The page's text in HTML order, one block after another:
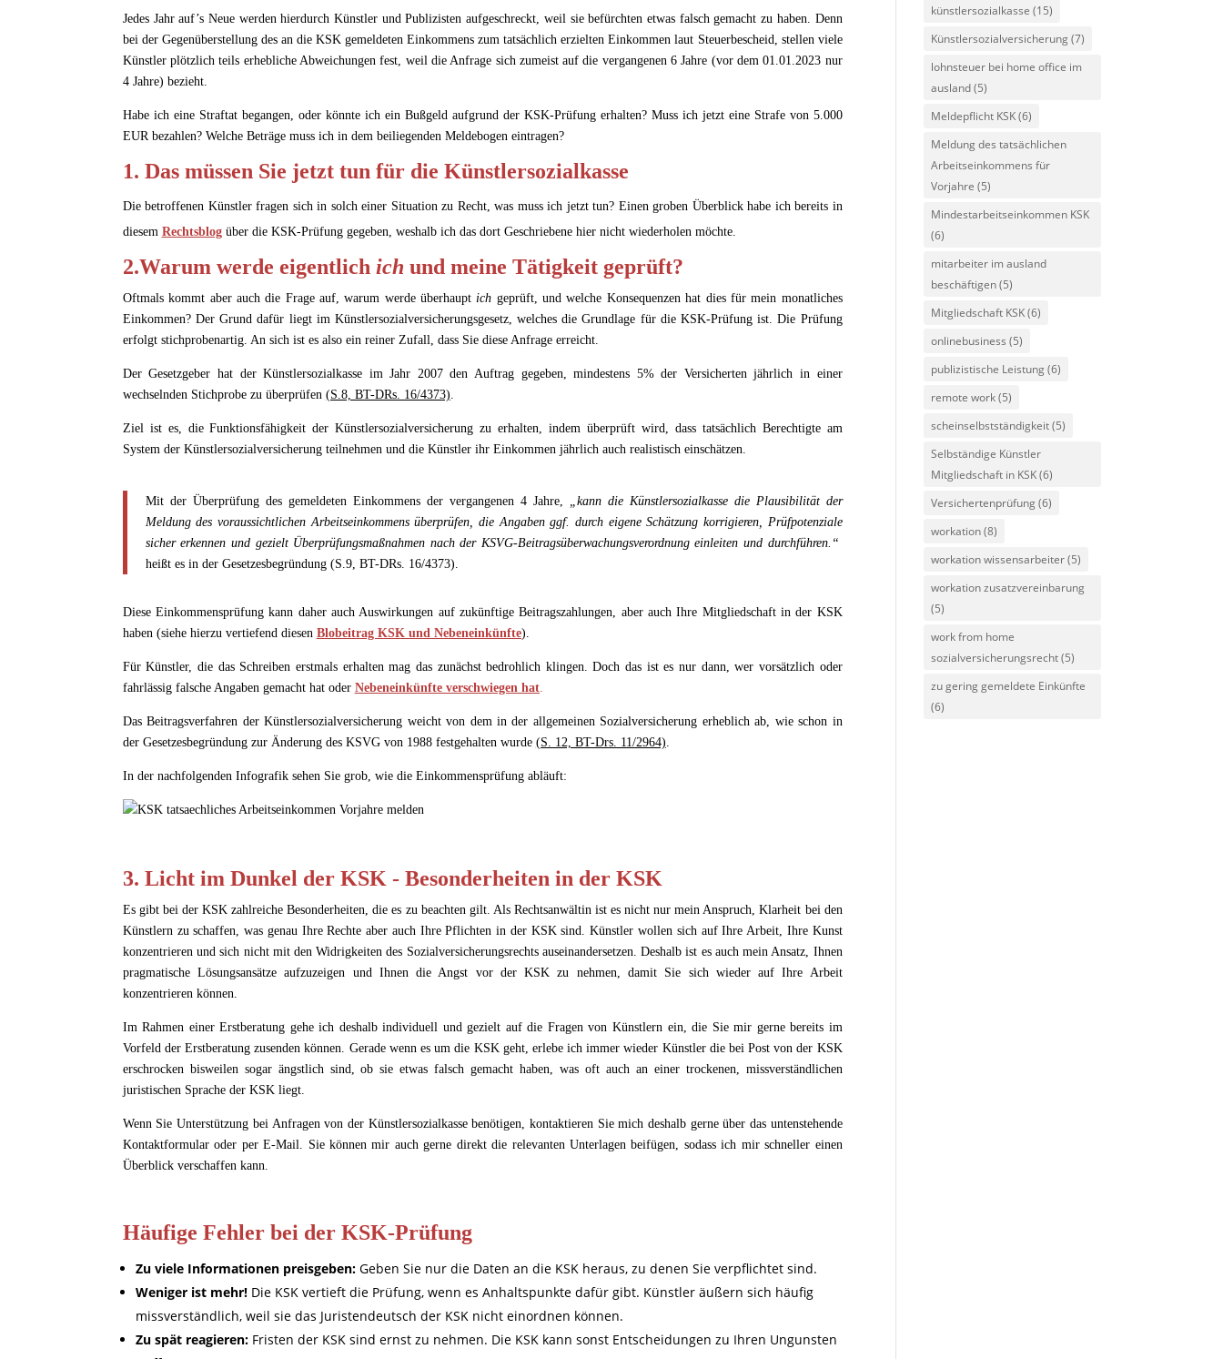
Jedes Jahr auf’s Neue werden hierdurch Künstler und Publizisten aufgeschreckt, weil sie befürchten etwas falsch gemacht zu haben. Denn
bei der Gegenüberstellung des an die KSK gemeldeten Einkommens zum tatsächlich erzielten Einkommen laut Steuerbescheid, stellen viele
Künstler plötzlich teils erhebliche Abweichungen fest, weil die Anfrage sich zumeist auf die vergangenen 6 Jahre (vor dem 01.01.2023 nur
4 Jahre) bezieht.
Habe ich eine Straftat begangen, oder könnte ich ein Bußgeld aufgrund der KSK-Prüfung erhalten? Muss ich jetzt eine Strafe von 5.000
EUR bezahlen? Welche Beträge muss ich in dem beiliegenden Meldebogen eintragen?
1. Das müssen Sie jetzt tun für die Künstlersozialkasse
Die betroffenen Künstler fragen sich in solch einer Situation zu Recht, was muss ich jetzt tun? Einen groben Überblick habe ich bereits in
diesem Rechtsblogüber die KSK-Prüfung gegeben, weshalb ich das dort Geschriebene hier nicht wiederholen möchte.
2.Warum werde eigentlich ich und meine Tätigkeit geprüft?
Oftmals kommt aber auch die Frage auf, warum werde überhauptich geprüft, und welche Konsequenzen hat dies für mein monatliches
Einkommen? Der Grund dafür liegt im Künstlersozialversicherungsgesetz, welches die Grundlage für die KSK-Prüfung ist. Die Prüfung
erfolgt stichprobenartig. An sich ist es also ein reiner Zufall, dass Sie diese Anfrage erreicht.
Der Gesetzgeber hat der Künstlersozialkasse im Jahr 2007 den Auftrag gegeben, mindestens 5% der Versicherten jährlich in einer
wechselnden Stichprobe zu überprüfen (S.8, BT-DRs. 16/4373).
Ziel ist es, die Funktionsfähigkeit der Künstlersozialversicherung zu erhalten, indem überprüft wird, dass tatsächlich Berechtigte am
System der Künstlersozialversicherung teilnehmen und die Künstler ihr Einkommen jährlich auch realistisch einschätzen.
Mit der Überprüfung des gemeldeten Einkommens der vergangenen 4 Jahre, „kann die Künstlersozialkasse die Plausibilität der
Meldung des voraussichtlichen Arbeitseinkommens überprüfen, die Angaben ggf. durch eigene Schätzung korrigieren, Prüfpotenziale
sicher erkennen und gezielt Überprüfungsmaßnahmen nach der KSVG-Beitragsüberwachungsverordnung einleiten und durchführen.“
heißt es in der Gesetzesbegründung (S.9, BT-DRs. 16/4373).
Diese Einkommensprüfung kann daher auch Auswirkungen auf zukünftige Beitragszahlungen, aber auch Ihre Mitgliedschaft in der KSK
haben (siehe hierzu vertiefend diesen Blobeitrag KSK und Nebeneinkünfte).
Für Künstler, die das Schreiben erstmals erhalten mag das zunächst bedrohlich klingen. Doch das ist es nur dann, wer vorsätzlich oder
fahrlässig falsche Angaben gemacht hat oder Nebeneinkünfte verschwiegen hat.
Das Beitragsverfahren der Künstlersozialversicherung weicht von dem in der allgemeinen Sozialversicherung erheblich ab, wie schon in
der Gesetzesbegründung zur Änderung des KSVG von 1988 festgehalten wurde (S. 12, BT-Drs. 11/2964).
In der nachfolgenden Infografik sehen Sie grob, wie die Einkommensprüfung abläuft:
3. Licht im Dunkel der KSK - Besonderheiten in der KSK
Es gibt bei der KSK zahlreiche Besonderheiten, die es zu beachten gilt. Als Rechtsanwältin ist es nicht nur mein Anspruch, Klarheit bei den
Künstlern zu schaffen, was genau Ihre Rechte aber auch Ihre Pflichten in der KSK sind. Künstler wollen sich auf Ihre Arbeit, Ihre Kunst
konzentrieren und sich nicht mit den Widrigkeiten des Sozialversicherungsrechts auseinandersetzen. Deshalb ist es auch mein Ansatz, Ihnen
pragmatische Lösungsansätze aufzuzeigen und Ihnen die Angst vor der KSK zu nehmen, damit Sie sich wieder auf Ihre Arbeit
konzentrieren können.
Im Rahmen einer Erstberatung gehe ich deshalb individuell und gezielt auf die Fragen von Künstlern ein, die Sie mir gerne bereits im
Vorfeld der Erstberatung zusenden können. Gerade wenn es um die KSK geht, erlebe ich immer wieder Künstler die bei Post von der KSK
erschrocken bisweilen sogar ängstlich sind, ob sie etwas falsch gemacht haben, was oft auch an einer trockenen, missverständlichen
juristischen Sprache der KSK liegt.
Wenn Sie Unterstützung bei Anfragen von der Künstlersozialkasse benötigen, kontaktieren Sie mich deshalb gerne über das untenstehende
Kontaktformular oder per E-Mail. Sie können mir auch gerne direkt die relevanten Unterlagen beifügen, sodass ich mir schneller einen
Überblick verschaffen kann.
Häufige Fehler bei der KSK-Prüfung
Zu viele Informationen preisgeben: Geben Sie nur die Daten an die KSK heraus, zu denen Sie verpflichtet sind.
Weniger ist mehr! Die KSK vertieft die Prüfung, wenn es Anhaltspunkte dafür gibt. Künstler äußern sich häufig
missverständlich, weil sie das Juristendeutsch der KSK nicht einordnen können.
Zu spät reagieren: Fristen der KSK sind ernst zu nehmen. Die KSK kann sonst Entscheidungen zu Ihren Ungunsten
künstlersozialkasse (15)
Künstlersozialversicherung(7)
lohnsteuer bei home office im
ausland(5)
Meldepflicht KSK(6)
Meldung des tatsächlichen
Arbeitseinkommens für
Vorjahre (5)
Mindestarbeitseinkommen KSK
(6)
mitarbeiter im ausland
beschäftigen(5)
Mitgliedschaft KSK(6)
onlinebusiness (5)
publizistische Leistung(6)
remote work(5)
scheinselbstständigkeit(5)
Selbständige Künstler
Mitgliedschaft in KSK(6)
Versichertenprüfung(6)
workation(8)
workation wissensarbeiter(5)
workation zusatzvereinbarung
(5)
work from home
sozialversicherungsrecht(5)
zu gering gemeldete Einkünfte
(6)